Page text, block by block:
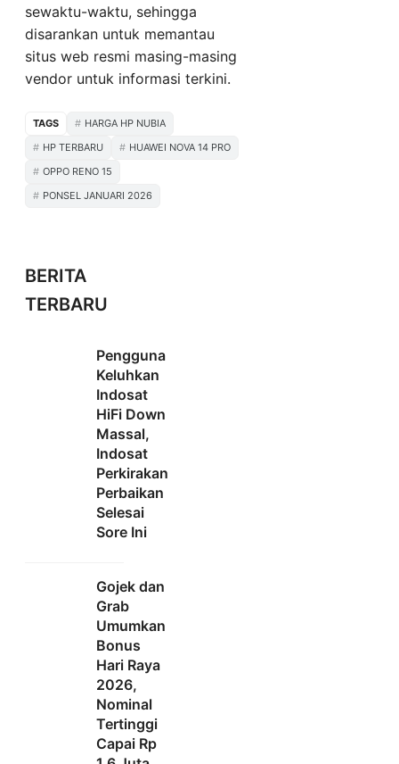
sewaktu-waktu, sehingga
disarankan untuk memantau
situs web resmi masing-masing
vendor untuk informasi terkini.
TAGS
HARGA HP NUBIA
HP TERBARU
HUAWEI NOVA 14 PRO
OPPO RENO 15
PONSEL JANUARI 2026
BERITA
TERBARU
Pengguna
Keluhkan
Indosat
HiFi Down
Massal,
Indosat
Perkirakan
Perbaikan
Selesai
Sore Ini
Gojek dan
Grab
Umumkan
Bonus
Hari Raya
2026,
Nominal
Tertinggi
Capai Rp